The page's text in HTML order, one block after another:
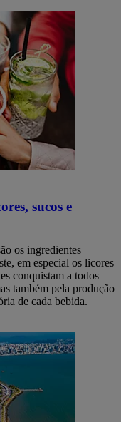
sucos e
os ingredientes
em especial os licores
conquistam a todos
também pela produção
de cada bebida.